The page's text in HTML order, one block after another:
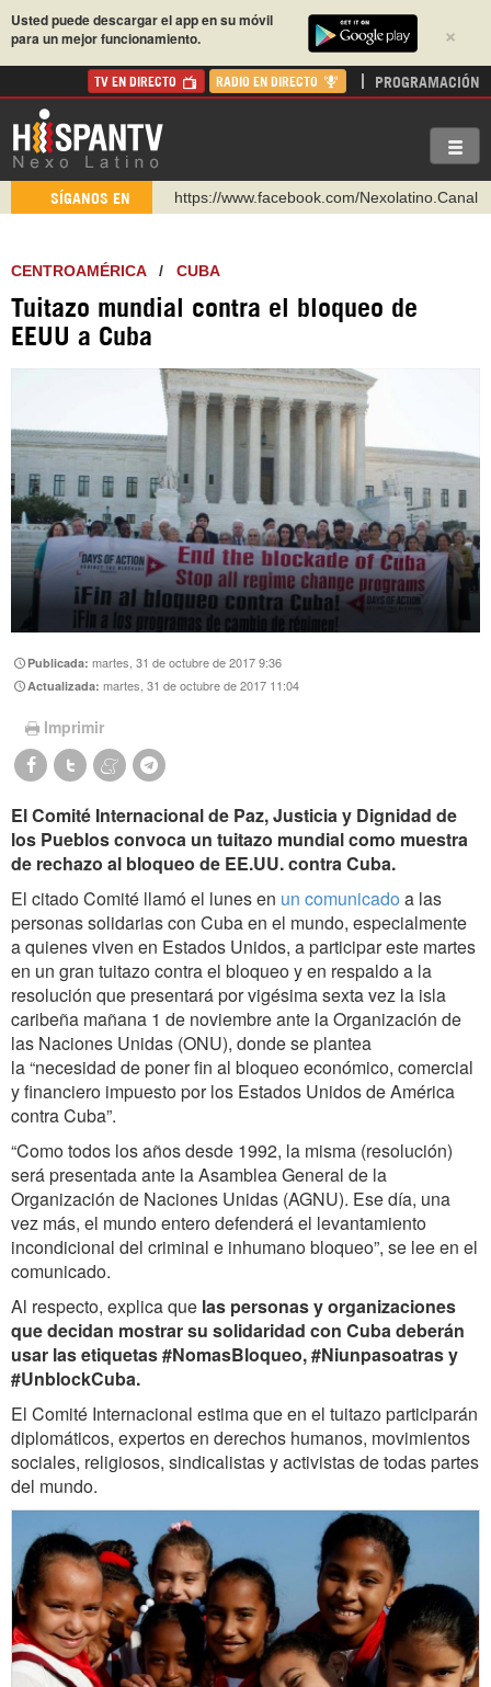
×
Usted puede descargar el app en su móvil
para un mejor funcionamiento.
TV EN DIRECTO RADIO EN DIRECTO PROGRAMACIÓN
SÍGANOS EN
https://www.facebook.com/Nexolatino.Canal
http://twitter.com/nexo_latino
https://t.me/hispantvcanal
https://urmedium.com/c/hispantv
Instagram como: hispan_tv
CENTROAMÉRICA/ CUBA
Tuitazo mundial contra el bloqueo de
EEUU a Cuba
Publicada:martes, 31 de octubre de 2017 9:36
Actualizada:martes, 31 de octubre de 2017 11:04
Imprimir
El Comité Internacional de Paz, Justicia y Dignidad de
los Pueblos convoca un tuitazo mundial como muestra
de rechazo al bloqueo de EE.UU. contra Cuba.
El citado Comité llamó el lunes en un comunicado a las
personas solidarias con Cuba en el mundo, especialmente
a quienes viven en Estados Unidos, a participar este martes
en un gran tuitazo contra el bloqueo y en respaldo a la
resolución que presentará por vigésima sexta vez la isla
caribeña mañana 1 de noviembre ante la Organización de
las Naciones Unidas (ONU), donde se plantea
la “necesidad de poner fin al bloqueo económico, comercial
y financiero impuesto por los Estados Unidos de América
contra Cuba”.
“Como todos los años desde 1992, la misma (resolución)
será presentada ante la Asamblea General de la
Organización de Naciones Unidas (AGNU). Ese día, una
vez más, el mundo entero defenderá el levantamiento
incondicional del criminal e inhumano bloqueo”, se lee en el
comunicado.
Al respecto, explica que las personas y organizaciones
que decidan mostrar su solidaridad con Cuba deberán
usar las etiquetas #NomasBloqueo, #Niunpasoatras y
#UnblockCuba.
El Comité Internacional estima que en el tuitazo participarán
diplomáticos, expertos en derechos humanos, movimientos
sociales, religiosos, sindicalistas y activistas de todas partes
del mundo.